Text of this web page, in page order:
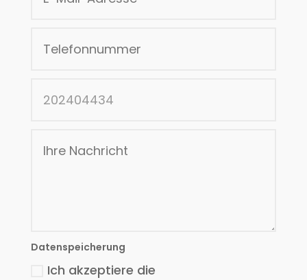
Datenspeicherung
Ich akzeptiere die